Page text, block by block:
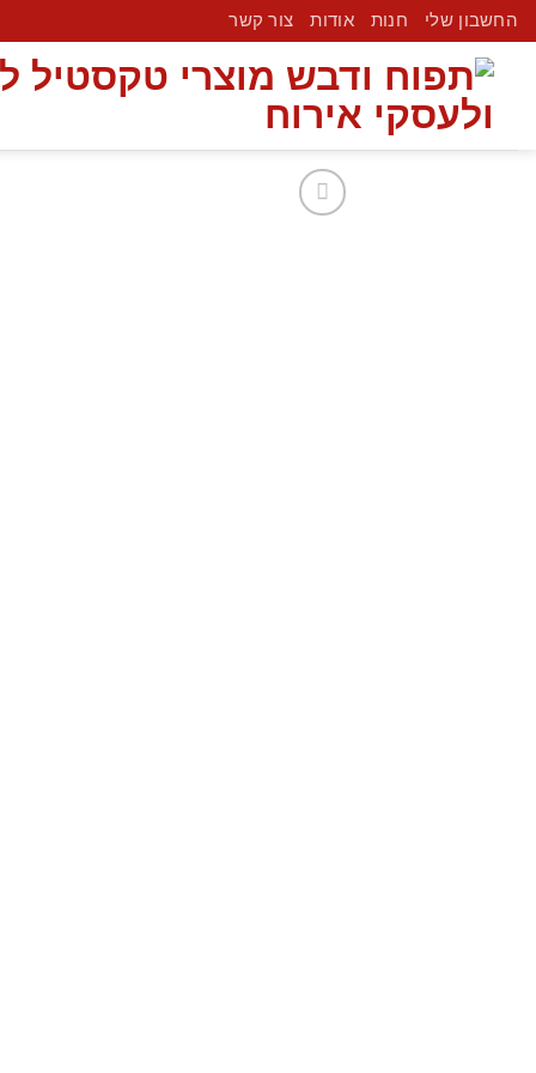
החשבון שלי חנות אודות צור קשר